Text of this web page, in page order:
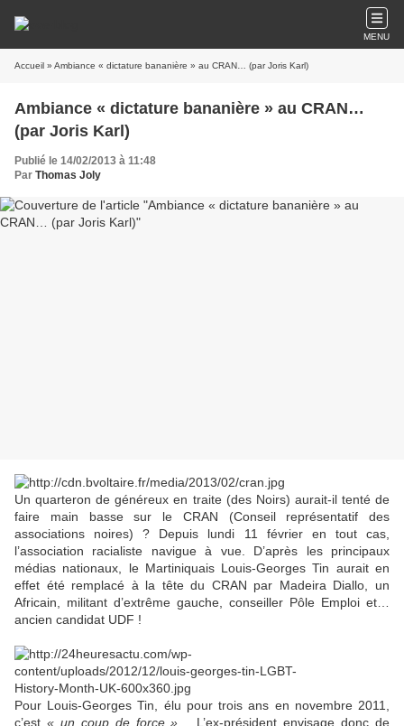
MENU
Accueil » Ambiance « dictature bananière » au CRAN… (par Joris Karl)
Ambiance « dictature bananière » au CRAN…
(par Joris Karl)
Publié le 14/02/2013 à 11:48
Par Thomas Joly
Un quarteron de généreux en traite (des Noirs) aurait-il tenté de
faire main basse sur le CRAN (Conseil représentatif des
associations noires) ? Depuis lundi 11 février en tout cas,
l’association racialiste navigue à vue. D’après les principaux
médias nationaux, le Martiniquais Louis-Georges Tin aurait en
effet été remplacé à la tête du CRAN par Madeira Diallo, un
Africain, militant d’extrême gauche, conseiller Pôle Emploi et…
ancien candidat UDF !
Pour Louis-Georges Tin, élu pour trois ans en novembre 2011,
c’est « un coup de force » … L’ex-président envisage donc de